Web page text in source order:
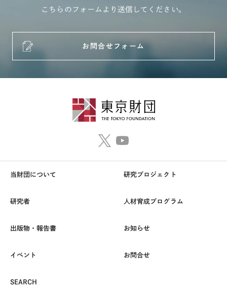
こちらのフォームより送信してください。
お問合せフォーム
当財団について 研究プロジェクト
研究者 人材育成プログラム
出版物・報告書 お知らせ
イベント お問合せ
SEARCH